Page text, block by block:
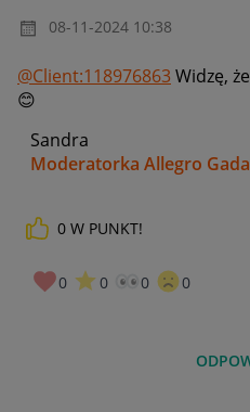
‎08-11-2024 10:38
@Client:118976863Widzę,
😊
Sandra
Moderatorka Allegro
0 W PUNKT!
0 0 0 0